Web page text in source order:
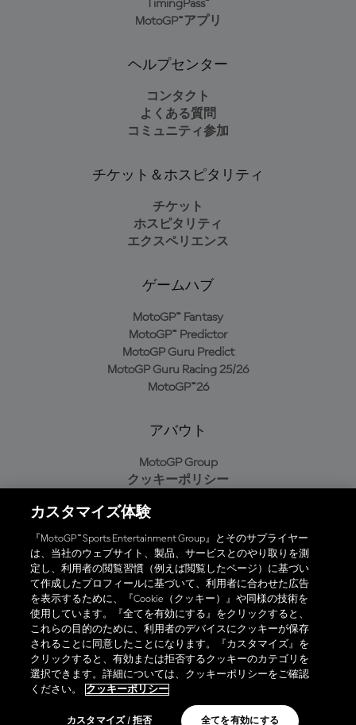
TimingPass™
MotoGP™アプリ
ヘルプセンター
コンタクト
よくある質問
コミュニティ参加
チケット＆ホスピタリティ
チケット
ホスピタリティ
エクスペリエンス
ゲームハブ
MotoGP™ Fantasy
MotoGP™ Predictor
MotoGP Guru Predict
MotoGP Guru Racing 25/26
MotoGP™26
アバウト
MotoGP Group
クッキーポリシー
プライバシーポリシー
購入ポリシー
オフィシャルアプリ
© 2026 MotoGP Sports Entertainment Group. 全著作権所有。全ての
商標はそれぞれの所有者に帰属。
カスタマイズ体験
『MotoGP™ Sports Entertainment Group』とそのサプライヤー
は、当社のウェブサイト、製品、サービスとのやり取りを測
定し、利用者の閲覧習慣（例えば閲覧したページ）に基づい
て作成したプロフィールに基づいて、利用者に合わせた広告
を表示するために、『Cookie（クッキー）』や同様の技術を
使用しています。『全てを有効にする』をクリックすると、
これらの目的のために、利用者のデバイスにクッキーが保存
されることに同意したことになります。『カスタマイズ』を
クリックすると、有効または拒否するクッキーのカテゴリを
選択できます。詳細については、クッキーポリシーをご確認
ください。
クッキーポリシー
カスタマイズ / 拒否 全てを有効にする